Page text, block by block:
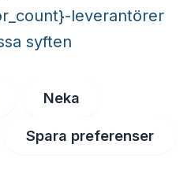
leverantörer
syften
Neka
Spara preferenser